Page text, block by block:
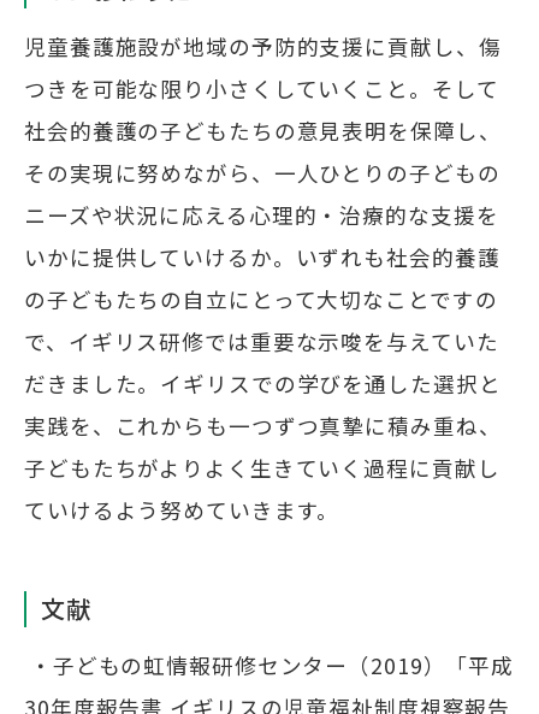
児童養護施設が地域の予防的支援に貢献し、傷
つきを可能な限り小さくしていくこと。そして
社会的養護の子どもたちの意見表明を保障し、
その実現に努めながら、一人ひとりの子どもの
ニーズや状況に応える心理的・治療的な支援を
いかに提供していけるか。いずれも社会的養護
の子どもたちの自立にとって大切なことですの
で、イギリス研修では重要な示唆を与えていた
だきました。イギリスでの学びを通した選択と
実践を、これからも一つずつ真摯に積み重ね、
子どもたちがよりよく生きていく過程に貢献し
ていけるよう努めていきます。
文献
・子どもの虹情報研修センター（2019）「平成
30年度報告書 イギリスの児童福祉制度視察報告